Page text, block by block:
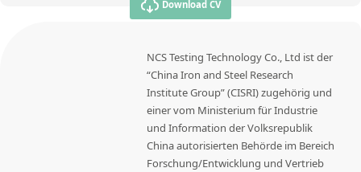
Download CV
NCS Testing Technology Co., Ltd ist der
“China Iron and Steel Research
Institute Group” (CISRI) zugehörig und
einer vom Ministerium für Industrie
und Information der Volksrepublik
China autorisierten Behörde im Bereich
Forschung/Entwicklung und Vertrieb